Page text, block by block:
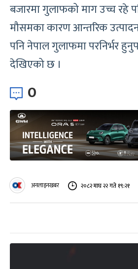
बजारमा गुलाफको माग उच्च रहे
मौसमका कारण आन्तरिक
पनि नेपाल गुलाफमा परनिर्भर
देखिएको छ ।
0
अनलाइनखबर २०८२ माघ २२ गते १९:२१